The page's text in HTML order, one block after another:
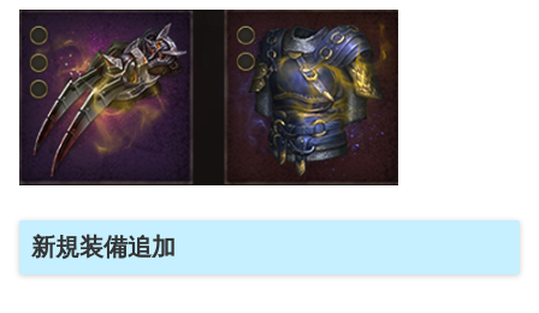
新規装備追加